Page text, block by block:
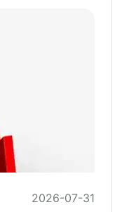
2026-07-31